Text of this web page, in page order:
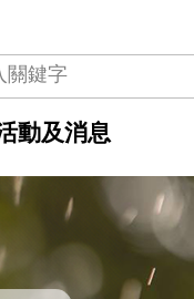
動及消息